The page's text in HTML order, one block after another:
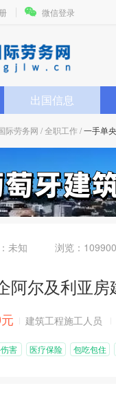
微信登录
出国信息
际劳务网 /全职工作 /一手单
未知 浏览：109900
阿尔及利亚
建筑工程施工人员
害
医疗保险 包吃包住